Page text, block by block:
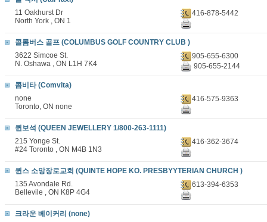
11 Oakhurst Dr
North York , ON 1
416-878-5442
콜롬버스 골프 (COLUMBUS GOLF COUNTRY CLUB )
3622 Simcoe St.
N. Oshawa , ON L1H 7K4
905-655-6300
905-655-2144
콤비타 (Comvita)
none
Toronto, ON none
416-575-9363
퀸보석 (QUEEN JEWELLERY 1/800-263-1111)
215 Yonge St.
#24 Toronto , ON M4B 1N3
416-362-3674
퀸스 소망장로교회 (QUINTE HOPE KO. PRESBYYTERIAN CHURCH )
135 Avondale Rd.
Bellevile , ON K8P 4G4
613-394-6353
크라운 베이커리 (none)